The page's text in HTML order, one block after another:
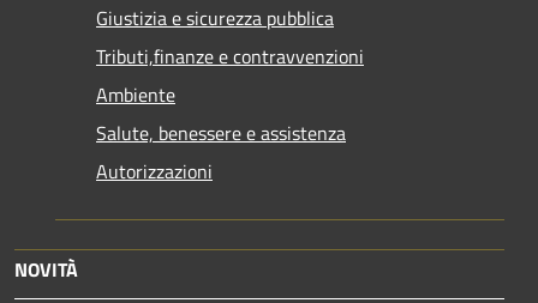
Giustizia e sicurezza pubblica
Tributi,finanze e contravvenzioni
Ambiente
Salute, benessere e assistenza
Autorizzazioni
NOVITÀ